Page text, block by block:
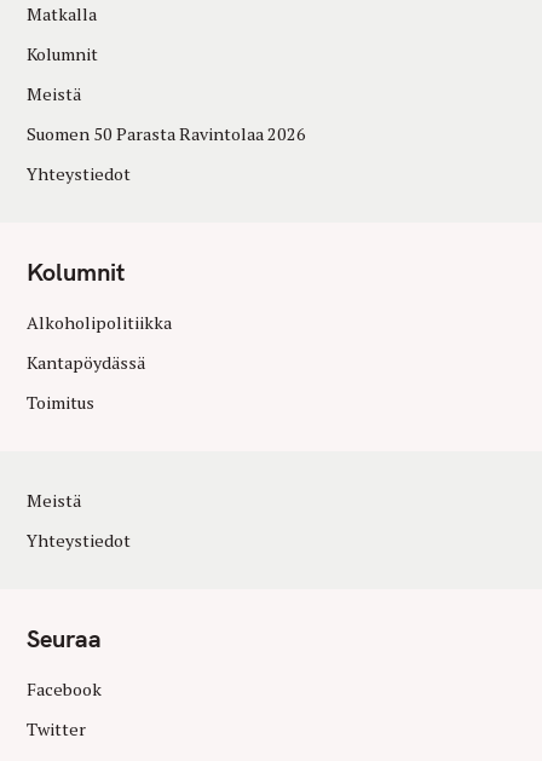
Matkalla
Kolumnit
Meistä
Suomen 50 Parasta Ravintolaa 2026
Yhteystiedot
Kolumnit
Alkoholipolitiikka
Kantapöydässä
Toimitus
Meistä
Yhteystiedot
Seuraa
Facebook
Twitter